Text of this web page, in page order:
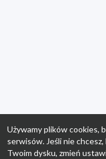
Używamy plików cookies,
serwisów. Jeśli nie
Twoim dysku, zmień